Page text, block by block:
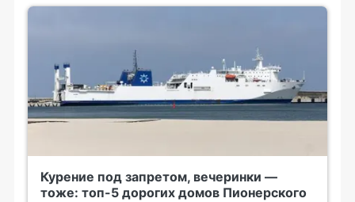
Курение под запретом, вечеринки —
тоже: топ-5 дорогих домов Пионерского